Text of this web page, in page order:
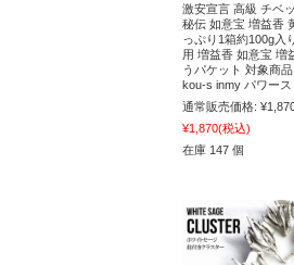
激安宣言 高級 チベ
秘伝 如意宝 増益香
っぷり1箱約100g入
用 増益香 如意宝 増
うパケット 対象商品
kou-s inmy パワース
通常販売価格:
¥1,870(税込)
在庫 147 個